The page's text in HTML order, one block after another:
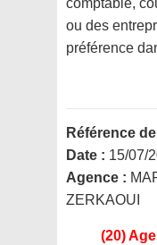
comptable,
ou des
préférence
Référence
Date : 15/07/
Agence :
ZERKAOUI
(20)